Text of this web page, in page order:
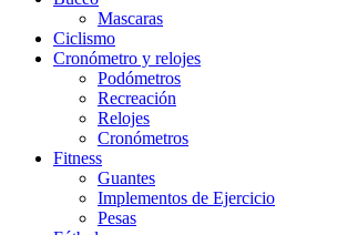
Mascaras
Ciclismo
Cronómetro y relojes
Podómetros
Recreación
Relojes
Cronómetros
Fitness
Guantes
Implementos de Ejercicio
Pesas